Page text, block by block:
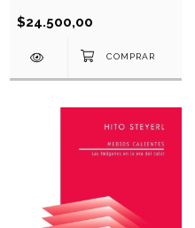
$24.500,00